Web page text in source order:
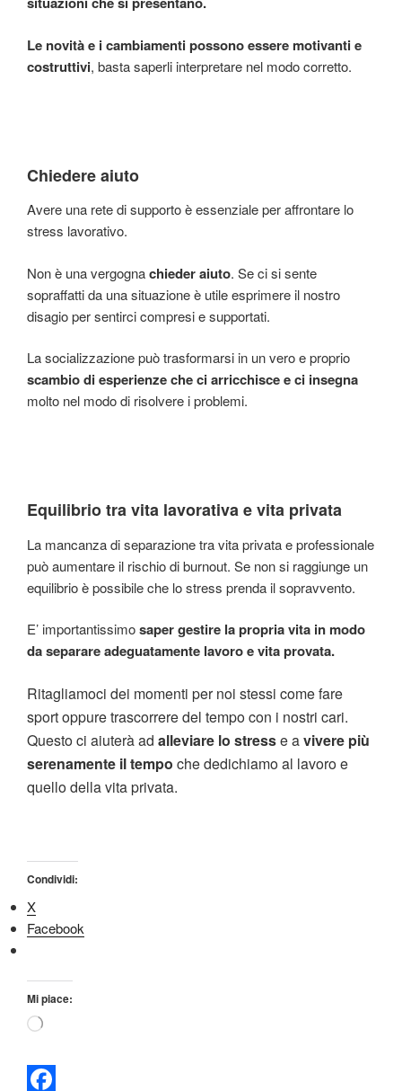
Le novità e i cambiamenti possono essere motivanti e
costruttivi, basta saperli interpretare nel modo corretto.
Chiedere aiuto
Avere una rete di supporto è essenziale per affrontare lo
stress lavorativo.
Non è una vergognachieder aiuto. Se ci si sente
sopraffatti da una situazione è utile esprimere il nostro
disagio per sentirci compresi e supportati.
La socializzazione può trasformarsi in un vero e proprio
scambio di esperienze che ci arricchisce e ci insegna
molto nel modo di risolvere i problemi.
Equilibrio tra vita lavorativa e vita privata
La mancanza di separazione tra vita privata e professionale
può aumentare il rischio di burnout. Se non si raggiunge un
equilibrio è possibile che lo stress prenda il sopravvento.
E’ importantissimosaper gestire la propria vita in modo
da separare adeguatamente lavoro e vita provata.
Ritagliamoci dei momenti per noi stessi come fare
sport oppure trascorrere del tempo con i nostri cari.
Questo ci aiuterà ad alleviare lo stresse avivere più
serenamente il tempo che dedichiamo al lavoro e
quello della vita privata.
Condividi:
X
Facebook
Mi piace:
Caricamento